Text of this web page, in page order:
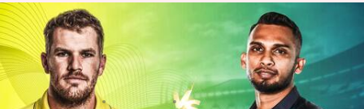
टी-20 विश्व कप: ऑस्ट्रेलिया बनाम
श्रीलंका मुकाबले की ड्रीम 11, मैच प्रीव्यू
और दिलचस्प आंकड़े
लेखन अंकित पसबोला Oct 27, 2021 03:41 pm